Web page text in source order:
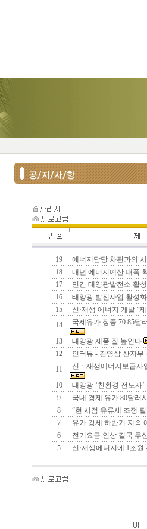
19
에너지담당 차관과의
18
내년 에너지예산 대폭
17
민간 태양광발전소 활
16
태양광 발전사업 활성
15
신·재생 에너지 개발 ‘
14
국제유가 장중 70.85달
13
태양광 제품 질 높인다
12
인터뷰 - 김영삼 산자
11
신ㆍ재생에너지보급
10
태양광 ‘친환경 전도사
9
국내 경제 유가 80달러
8
“현 시점 유류세 조정
7
유가 강세 하반기 지속
6
전기요금 인상 결국 무
5
신·재생에너지에 1조